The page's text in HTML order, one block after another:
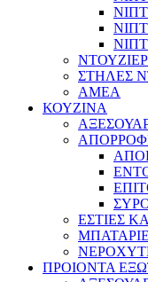
ΣΤΗΛΕΣ
ΑΜΕΑ
ΚΟΥΖΙΝΑ
ΕΣΤΙΕΣ
ΠΡΟΙΟΝΤΑ